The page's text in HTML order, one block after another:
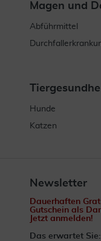
Magen und
Abführmittel
Hunde
Katzen
Newsletter
Dauerhaften
Gutschein als
Jetzt anmelden!
Das erwartet Sie: